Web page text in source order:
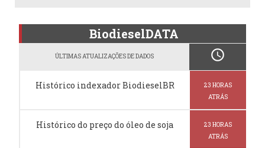
BiodieselDATA
ÚLTIMAS ATUALIZAÇÕES DE DADOS schedule
Histórico indexador BiodieselBR
23 HORAS
ATRÁS
Histórico do preço do óleo de soja
23 HORAS
ATRÁS